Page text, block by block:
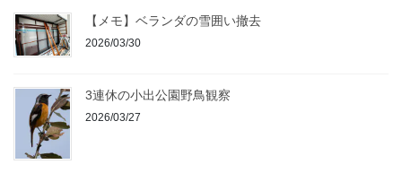
【メモ】ベランダの雪囲い撤去
2026/03/30
3連休の小出公園野鳥観察
2026/03/27